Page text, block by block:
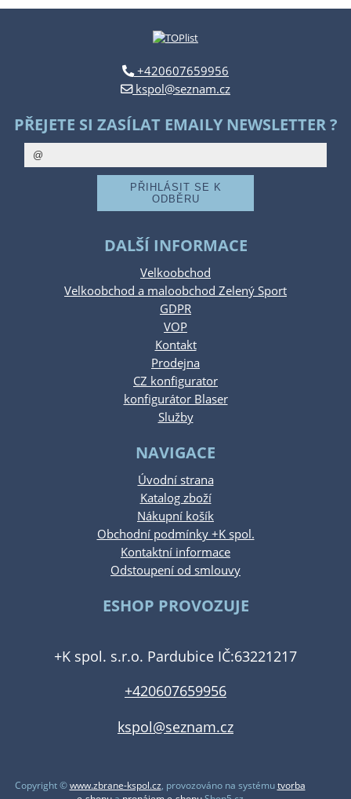
+420607659956
kspol@seznam.cz
PŘEJETE SI ZASÍLAT EMAILY NEWSLETTER ?
DALŠÍ INFORMACE
Velkoobchod
Velkoobchod a maloobchod Zelený Sport
GDPR
VOP
Kontakt
Prodejna
CZ konfigurator
konfigurátor Blaser
Služby
NAVIGACE
Úvodní strana
Katalog zboží
Nákupní košík
Obchodní podmínky +K spol.
Kontaktní informace
Odstoupení od smlouvy
ESHOP PROVOZUJE
+K spol. s.r.o. Pardubice IČ:63221217
+420607659956
kspol@seznam.cz
Copyright ©www.zbrane-kspol.cz, provozováno na systémutvorba